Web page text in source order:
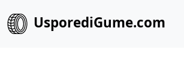
UsporediGume.com